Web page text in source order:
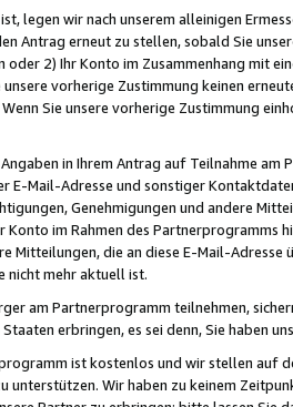
legen wir nach unserem alleinigen
Antrag erneut zu stellen, sobald Sie
oder 2) Ihr Konto im Zusammenhang mit
vorherige Zustimmung keinen
Sie unsere vorherige Zustimmung
in Ihrem Antrag auf Teilnahme
E-Mail-Adresse und sonstiger
Genehmigungen und andere
im Rahmen des Partnerprogramms
Mitteilungen, die an diese E-Mail-
nicht mehr aktuell ist.
am Partnerprogramm teilnehmen,
erbringen, es sei denn, Sie haben
ist kostenlos und wir stellen auf
unterstützen. Wir haben zu keinem